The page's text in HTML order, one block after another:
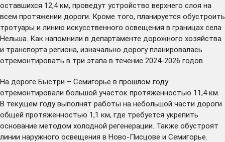
оставшихся 12,4 км, проведут устройство верхнего слоя на
всем протяжении дороги. Кроме того, планируется обустроить
тротуары и линию искусственного освещения в границах села
Нельша. Как напомнили в департаменте дорожного хозяйства
и транспорта региона, изначально дорогу планировалась
отремонтировать в три этапа в течение 2024-2026 годов.
На дороге Быстри – Семигорье в прошлом году
отремонтировали большой участок протяженностью 11,4 км.
В текущем году выполнят работы на небольшой части дороги
общей протяженностью 1,1 км, где требуется укрепить
основание методом холодной регенерации. Также обустроят
линии наружного освещения в Ново-Писцове и Семигорье.